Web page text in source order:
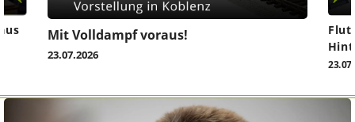
Mit Volldampf voraus!
23.07.2026